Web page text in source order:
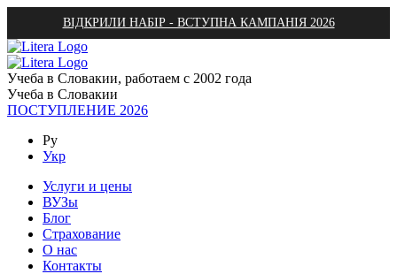
ВІДКРИЛИ НАБІР - ВСТУПНА КАМПАНІЯ 2026
Учеба в Словакии, работаем с 2002 года
Учеба в Словакии
ПОСТУПЛЕНИЕ 2026
Ру
Укр
Услуги и цены
ВУЗы
Блог
Страхование
О нас
Контакты